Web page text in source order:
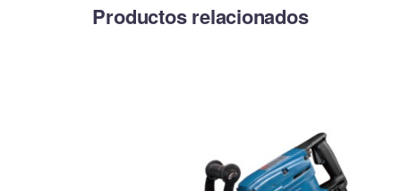
Productos relacionados